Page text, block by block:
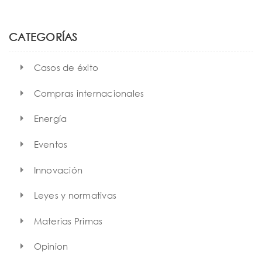
h
CATEGORÍAS
Casos de éxito
Compras internacionales
Energía
Eventos
Innovación
Leyes y normativas
Materias Primas
Opinion